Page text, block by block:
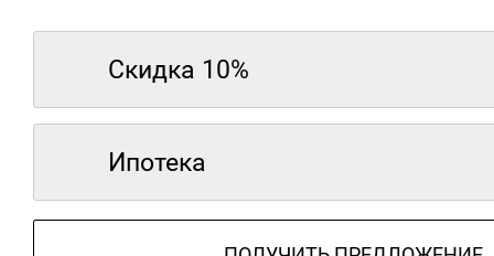
Скидка 10%
Ипотека